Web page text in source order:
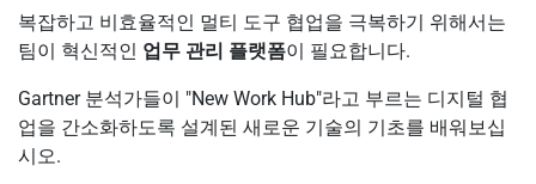
복잡하고 비효율적인 멀티 도구 협업을 극복하기 위해서는
팀이 혁신적인 업무 관리 플랫폼이 필요합니다.
Gartner 분석가들이 "New Work Hub"라고 부르는 디지털 협
업을 간소화하도록 설계된 새로운 기술의 기초를 배워보십
시오.